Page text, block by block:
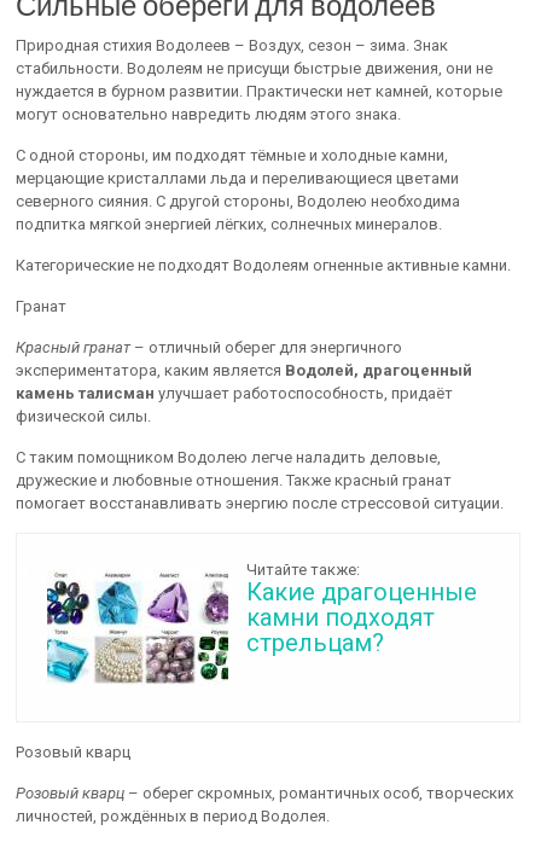
Природная стихия Водолеев – Воздух, сезон – зима. Знак
стабильности. Водолеям не присущи быстрые движения, они не
нуждается в бурном развитии. Практически нет камней, которые
могут основательно навредить людям этого знака.
С одной стороны, им подходят тёмные и холодные камни,
мерцающие кристаллами льда и переливающиеся цветами
северного сияния. С другой стороны, Водолею необходима
подпитка мягкой энергией лёгких, солнечных минералов.
Категорические не подходят Водолеям огненные активные камни.
Гранат
Красный гранат– отличный оберег для энергичного
экспериментатора, каким является Водолей, драгоценный
камень талисман улучшает работоспособность, придаёт
физической силы.
С таким помощником Водолею легче наладить деловые,
дружеские и любовные отношения. Также красный гранат
помогает восстанавливать энергию после стрессовой ситуации.
Читайте также:
Какие драгоценные
камни подходят
стрельцам?
Розовый кварц
Розовый кварц – оберег скромных, романтичных особ, творческих
личностей, рождённых в период Водолея.